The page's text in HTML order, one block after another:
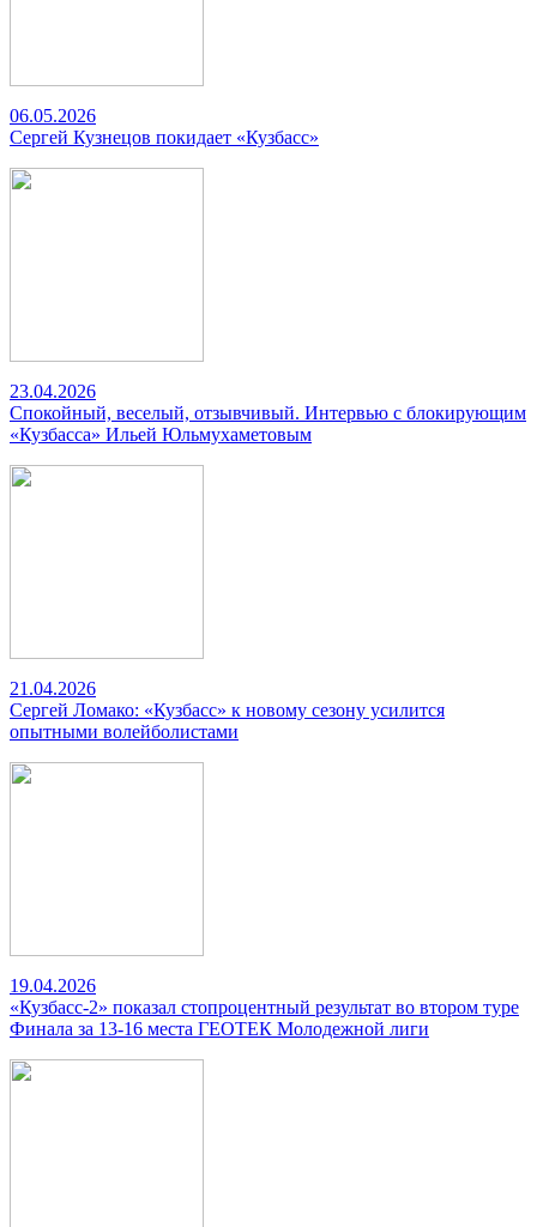
06.05.2026
Сергей Кузнецов покидает «Кузбасс»
23.04.2026
Спокойный, веселый, отзывчивый. Интервью с блокирующим
«Кузбасса» Ильей Юльмухаметовым
21.04.2026
Сергей Ломако: «Кузбасс» к новому сезону усилится
опытными волейболистами
19.04.2026
«Кузбасс-2» показал стопроцентный результат во втором туре
Финала за 13-16 места ГЕОТЕК Молодежной лиги